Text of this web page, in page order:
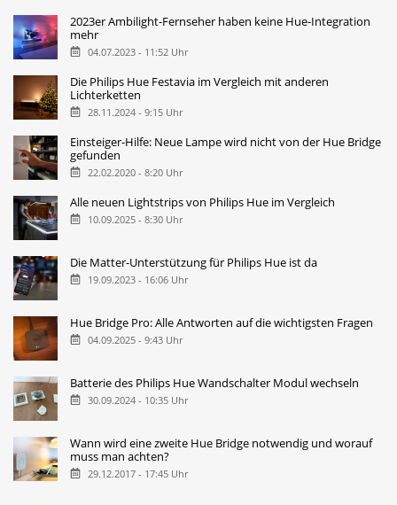
2023er Ambilight-Fernseher haben keine Hue-Integration
mehr
04.07.2023 - 11:52 Uhr
Die Philips Hue Festavia im Vergleich mit anderen
Lichterketten
28.11.2024 - 9:15 Uhr
Einsteiger-Hilfe: Neue Lampe wird nicht von der Hue Bridge
gefunden
22.02.2020 - 8:20 Uhr
Alle neuen Lightstrips von Philips Hue im Vergleich
10.09.2025 - 8:30 Uhr
Die Matter-Unterstützung für Philips Hue ist da
19.09.2023 - 16:06 Uhr
Hue Bridge Pro: Alle Antworten auf die wichtigsten Fragen
04.09.2025 - 9:43 Uhr
Batterie des Philips Hue Wandschalter Modul wechseln
30.09.2024 - 10:35 Uhr
Wann wird eine zweite Hue Bridge notwendig und worauf
muss man achten?
29.12.2017 - 17:45 Uhr